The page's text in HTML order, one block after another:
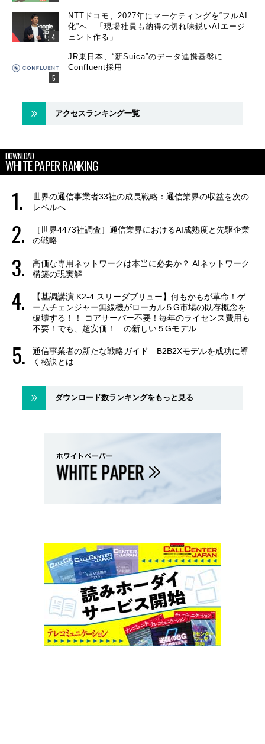
NTTドコモ、2027年にマーケティングを“フルAI
化”へ 「現場社員も納得の切れ味鋭いAIエージ
ェント作る」
JR東日本、“新Suica”のデータ連携基盤に
Confluent採用
アクセスランキング一覧
DOWNLOAD
WHITE PAPER RANKING
世界の通信事業者33社の成長戦略：通信業界の収益を次の
レベルへ
［世界4473社調査］通信業界におけるAI成熟度と先駆企業
の戦略
高価な専用ネットワークは本当に必要か？ AIネットワーク
構築の現実解
【基調講演 K2-4 スリーダブリュー】何もかもが革命！ゲ
ームチェンジャー無線機がローカル５G市場の既存概念を
破壊する！！ コアサーバー不要！毎年のライセンス費用も
不要！でも、超安価！ の新しい５Gモデル
通信事業者の新たな戦略ガイド B2B2Xモデルを成功に導
く秘訣とは
ダウンロード数ランキングをもっと見る